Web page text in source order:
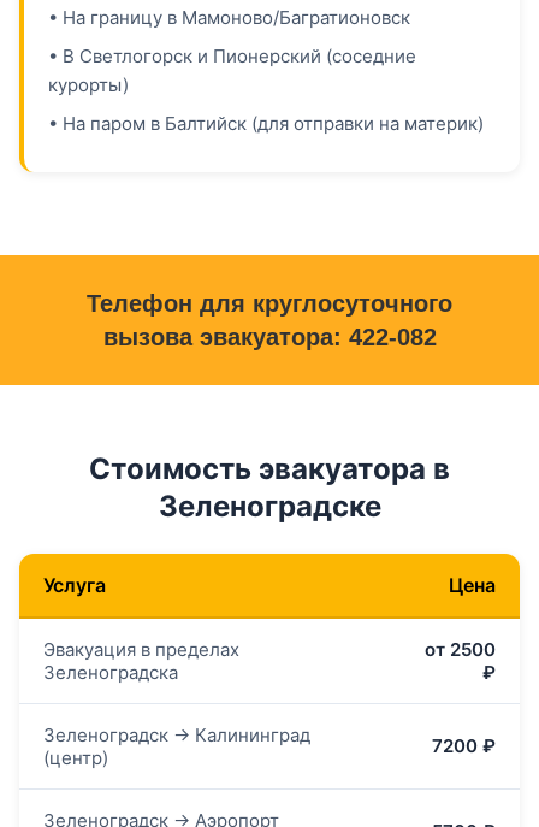
• На границу в Мамоново/Багратионовск
• В Светлогорск и Пионерский (соседние
курорты)
• На паром в Балтийск (для отправки на материк)
Телефон для круглосуточного
вызова эвакуатора: 422-082
Стоимость эвакуатора в
Зеленоградске
Услуга Цена
Эвакуация в пределах
Зеленоградска
от 2500
₽
Зеленоградск → Калининград
(центр)
7200 ₽
Зеленоградск → Аэропорт